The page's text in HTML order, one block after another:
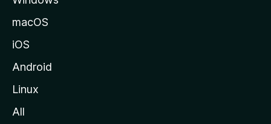
e
n
macOS
iOS
Android
Linux
All